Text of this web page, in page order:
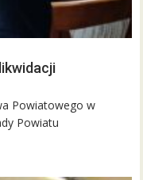
Powiatowego w
Powiatu